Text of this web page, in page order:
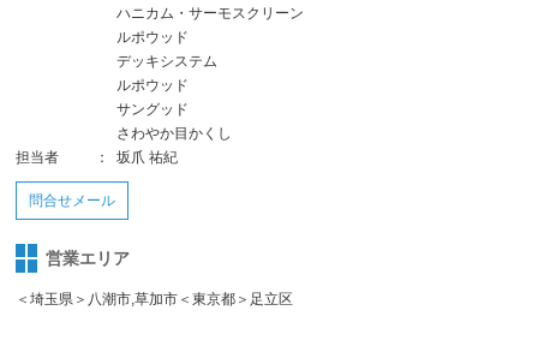
ハニカム・サーモスクリーン
ルポウッド
デッキシステム
ルポウッド
サングッド
さわやか目かくし
担当者
： 坂爪 祐紀
問合せメール
営業エリア
＜埼玉県＞八潮市,草加市＜東京都＞足立区